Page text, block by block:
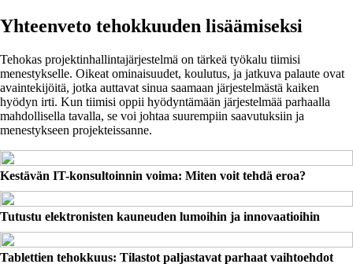
Yhteenveto tehokkuuden lisäämiseksi
Tehokas projektinhallintajärjestelmä on tärkeä työkalu tiimisi
menestykselle. Oikeat ominaisuudet, koulutus, ja jatkuva palaute ovat
avaintekijöitä, jotka auttavat sinua saamaan järjestelmästä kaiken
hyödyn irti. Kun tiimisi oppii hyödyntämään järjestelmää parhaalla
mahdollisella tavalla, se voi johtaa suurempiin saavutuksiin ja
menestykseen projekteissanne.
Kestävän IT-konsultoinnin voima: Miten voit tehdä eroa?
Tutustu elektronisten kauneuden lumoihin ja innovaatioihin
Tablettien tehokkuus: Tilastot paljastavat parhaat vaihtoehdot